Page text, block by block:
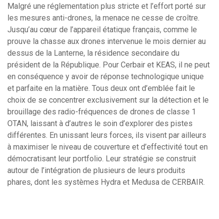
Malgré une réglementation plus stricte et l’effort porté sur
les mesures anti-drones, la menace ne cesse de croître.
Jusqu’au cœur de l’appareil étatique français, comme le
prouve la chasse aux drones intervenue le mois dernier au
dessus de la Lanterne, la résidence secondaire du
président de la République. Pour Cerbair et KEAS, il ne peut
en conséquence y avoir de réponse technologique unique
et parfaite en la matière. Tous deux ont d’emblée fait le
choix de se concentrer exclusivement sur la détection et le
brouillage des radio-fréquences de drones de classe 1
OTAN, laissant à d’autres le soin d’explorer des pistes
différentes. En unissant leurs forces, ils visent par ailleurs
à maximiser le niveau de couverture et d’effectivité tout en
démocratisant leur portfolio. Leur stratégie se construit
autour de l’intégration de plusieurs de leurs produits
phares, dont les systèmes Hydra et Medusa de CERBAIR.